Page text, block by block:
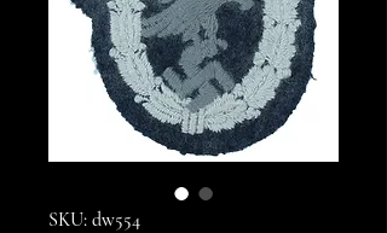
SKU: dw554